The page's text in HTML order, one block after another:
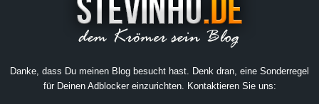
Danke, dass Du meinen Blog besucht hast. Denk dran, eine Sonderregel
für Deinen Adblocker einzurichten. Kontaktieren Sie uns: